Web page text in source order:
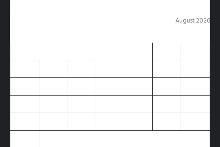
August 2026